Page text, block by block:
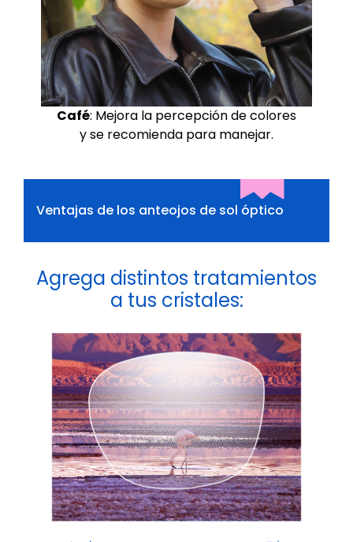
Café: Mejora la percepción de colores
y se recomienda para manejar.
Ventajas de los anteojos de sol óptico
Agrega distintos tratamientos
a tus cristales: